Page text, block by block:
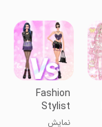
چیبی
Fashion
Stylist
Dress Up
نمایش